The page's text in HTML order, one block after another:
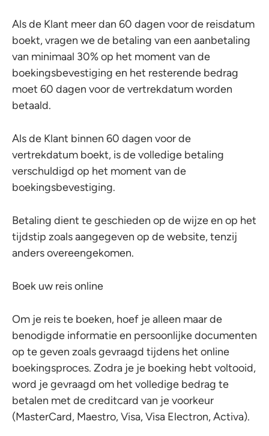
Als de Klant meer dan 60 dagen voor de reisdatum
boekt, vragen we de betaling van een aanbetaling
van minimaal 30% op het moment van de
boekingsbevestiging en het resterende bedrag
moet 60 dagen voor de vertrekdatum worden
betaald.
Als de Klant binnen 60 dagen voor de
vertrekdatum boekt, is de volledige betaling
verschuldigd op het moment van de
boekingsbevestiging.
Betaling dient te geschieden op de wijze en op het
tijdstip zoals aangegeven op de website, tenzij
anders overeengekomen.
Boek uw reis online
Om je reis te boeken, hoef je alleen maar de
benodigde informatie en persoonlijke documenten
op te geven zoals gevraagd tijdens het online
boekingsproces. Zodra je je boeking hebt voltooid,
word je gevraagd om het volledige bedrag te
betalen met de creditcard van je voorkeur
(MasterCard, Maestro, Visa, Visa Electron, Activa).